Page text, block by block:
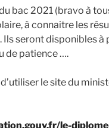
bac 2021 (bravo à
à connaitre les
Ils seront disponibles
de patience ….
le site du
le-